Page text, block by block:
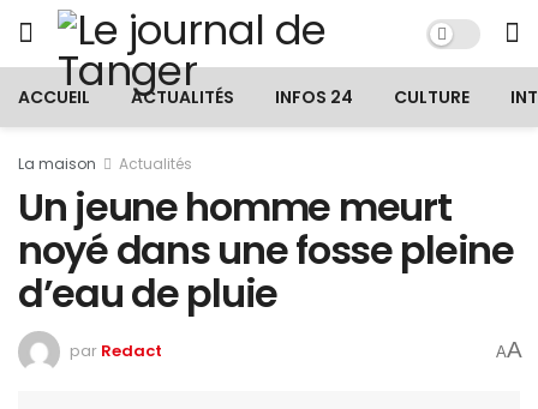
ACCUEIL ACTUALITÉS INFOS 24 CULTURE
La maison Actualités
Un jeune homme meurt
noyé dans une fosse pleine
d’eau de pluie
par Redact AA